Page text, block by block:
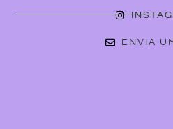
ENVIA